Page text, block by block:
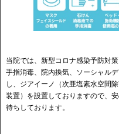
当院では、新型コロナ感染予防対
手指消毒、院内換気、ソーシャル
し、ジアイーノ（次亜塩素水空間
装置）を設置しておりますので、
待ちしております。